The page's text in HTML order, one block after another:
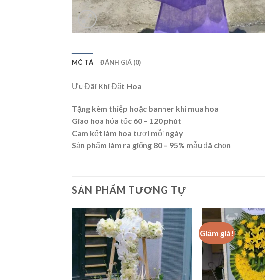
MÔ TẢ ĐÁNH GIÁ (0)
Ưu Đãi Khi Đặt Hoa
Tặng kèm thiệp hoặc banner khi mua hoa
Giao hoa hỏa tốc 60 – 120 phút
Cam kết làm hoa tươi mỗi ngày
Sản phẩm làm ra giống 80 – 95% mẫu đã chọn
SẢN PHẨM TƯƠNG TỰ
Giảm giá!